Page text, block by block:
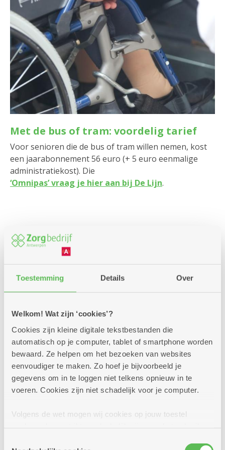
Toestemming Details Over
Welkom! Wat zijn ‘cookies’?
Cookies zijn kleine digitale tekstbestanden die
automatisch op je computer, tablet of smartphone worden
bewaard. Ze helpen om het bezoeken van websites
eenvoudiger te maken. Zo hoef je bijvoorbeeld je
gegevens om in te loggen niet telkens opnieuw in te
voeren. Cookies zijn niet schadelijk voor je computer.
Volgens de wet mogen wij cookies op jouw toestel
Met de bus of tram: voordelig tarief
Voor senioren die de bus of tram willen nemen, kost
een jaarabonnement 56 euro (+ 5 euro eenmalige
administratiekost). Die
‘Omnipas’ vraag je hier aan bij De Lijn.
Een premie of andere
financiële steun?
Interesse of vragen? We helpen je graag bij jouw